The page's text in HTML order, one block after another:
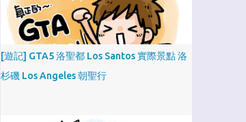
[遊記] GTA5 洛聖都 Los Santos 實際景點 洛
杉磯 Los Angeles 朝聖行